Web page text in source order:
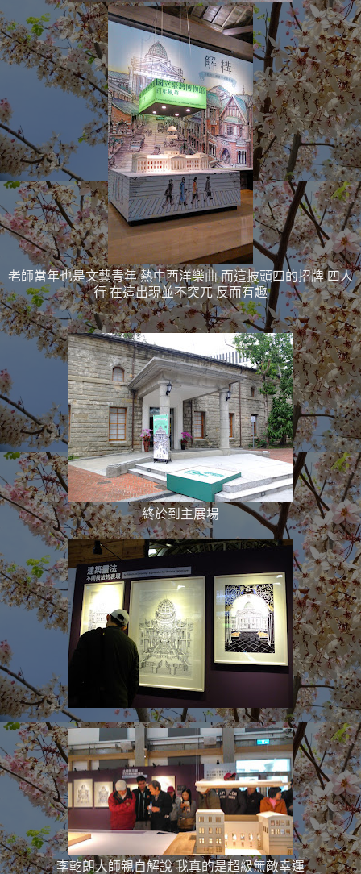
老師當年也是文藝青年 熱中西洋樂曲 而這披頭四的招牌 四人
行 在這出現並不突兀 反而有趣
終於到主展場
李乾朗大師親自解說 我真的是超級無敵幸運